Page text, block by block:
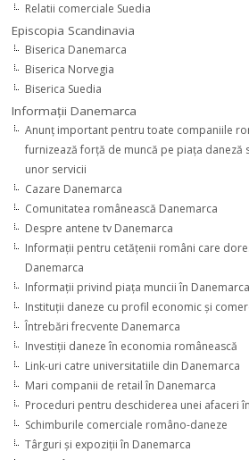
Relatii comerciale Suedia
Episcopia Scandinavia
Biserica Danemarca
Biserica Norvegia
Biserica Suedia
Informaţii Danemarca
Anunţ important pentru toate companiile
furnizează forţă de muncă pe piaţa daneză
unor servicii
Cazare Danemarca
Comunitatea românească Danemarca
Despre antene tv Danemarca
Informaţii pentru cetăţenii români care
Danemarca
Informaţii privind piaţa muncii în Danemarca
Instituţii daneze cu profil economic şi
Întrebări frecvente Danemarca
Investiţii daneze în economia românească
Link-uri catre universitatiile din Danemarca
Mari companii de retail în Danemarca
Proceduri pentru deschiderea unei afaceri
Schimburile comerciale româno-daneze
Târguri şi expoziţii în Danemarca